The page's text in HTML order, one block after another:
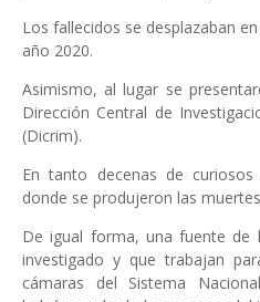
Los fallecidos se desplazaban
año 2020.
Asimismo, al lugar se
Dirección Central de
(Dicrim).
En tanto decenas de
donde se produjeron las
De igual forma, una fuente
investigado y que trabajan
cámaras del Sistema